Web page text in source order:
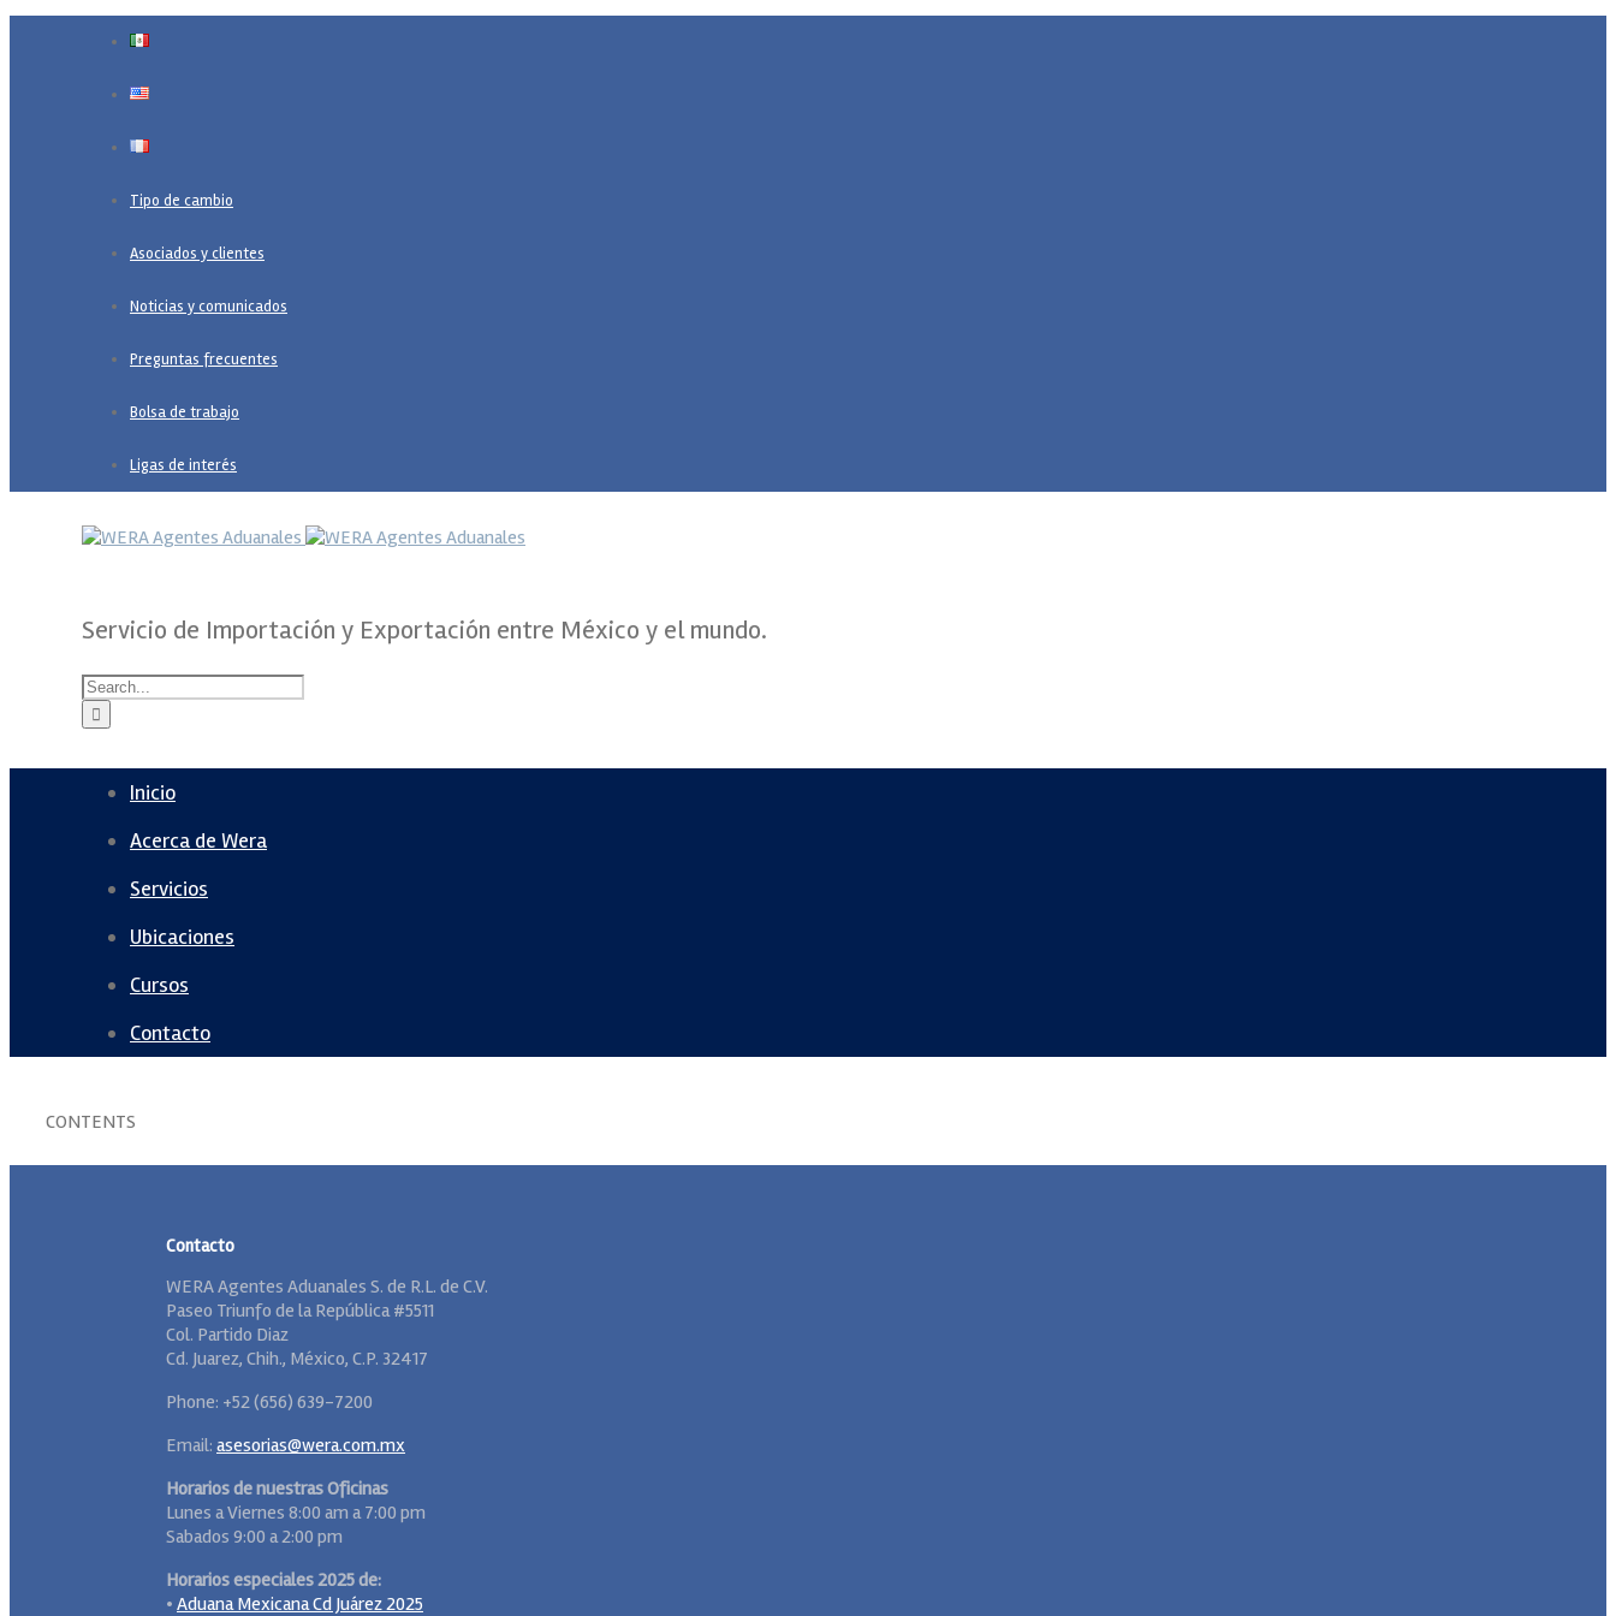
Tipo de cambio
Asociados y clientes
Noticias y comunicados
Preguntas frecuentes
Bolsa de trabajo
Ligas de interés
Servicio de Importación y Exportación entre México y el mundo.
Inicio
Acerca de Wera
Servicios
Ubicaciones
Cursos
Contacto
CONTENTS
Contacto
WERA Agentes Aduanales S. de R.L. de C.V.
Paseo Triunfo de la República #5511
Col. Partido Diaz
Cd. Juarez, Chih., México, C.P. 32417
Phone: +52 (656) 639-7200
Email: asesorias@wera.com.mx
Horarios de nuestras Oficinas
Lunes a Viernes 8:00 am a 7:00 pm
Sabados 9:00 a 2:00 pm
Horarios especiales 2025 de:
• Aduana Mexicana Cd Juárez 2025